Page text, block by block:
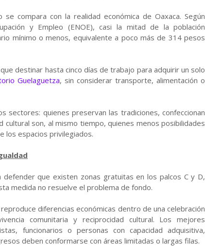
compara con la realidad económica de Oaxaca. Según
y Empleo (ENOE), casi la mitad de la población
mínimo o menos, equivalente a poco más de 314 pesos
destinar hasta cinco días de trabajo para adquirir un solo
Guelaguetza, sin considerar transporte, alimentación o
sectores: quienes preservan las tradiciones, confeccionan
son, al mismo tiempo, quienes menos posibilidades
los espacios privilegiados.
que existen zonas gratuitas en los palcos C y D,
medida no resuelve el problema de fondo.
diferencias económicas dentro de una celebración
comunitaria y reciprocidad cultural. Los mejores
funcionarios o personas con capacidad adquisitiva,
deben conformarse con áreas limitadas o largas filas.